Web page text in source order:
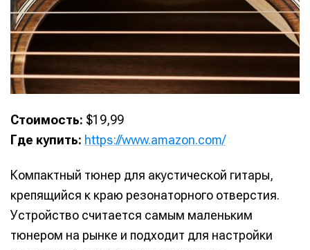
Стоимость: $19,99
Где купить: https://www.amazon.com/
Компактный тюнер для акустической гитары,
крепящийся к краю резонаторного отверстия.
Устройство считается самым маленьким
тюнером на рынке и подходит для настройки